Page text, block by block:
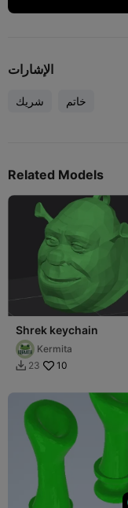
الإشارات
شريك خاتم
Related Models
Shrek keychain
Kermita
 23 10